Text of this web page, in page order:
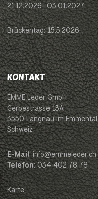
21.12.2026- 03.01.2027
Brückentag: 15.5.2026
KONTAKT
EMME Leder GmbH
Gerbestrasse 13A
3550 Langnau im Emmental
Schweiz
E-Mail: info@emmeleder.ch
Telefon: 034 402 78 78
Karte